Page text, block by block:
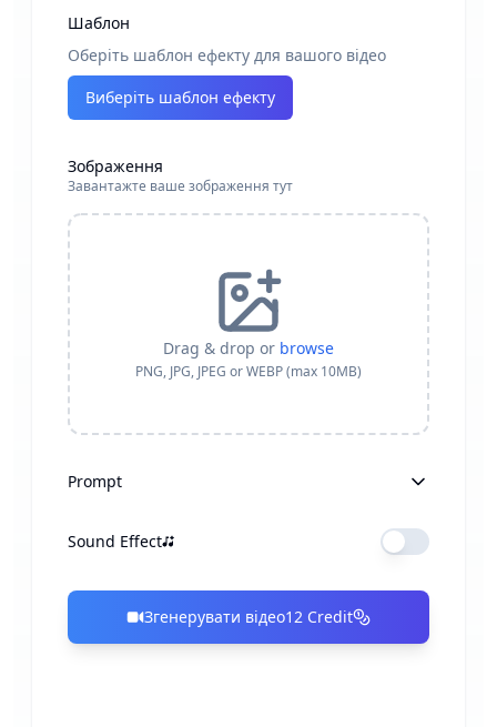
Шаблон
Оберіть шаблон ефекту для вашого відео
Виберіть шаблон ефекту
Зображення
Завантажте ваше зображення тут
Drag & drop or browse
PNG, JPG, JPEG or WEBP (max 10MB)
Prompt
Sound Effect
Згенерувати відео12 Credit